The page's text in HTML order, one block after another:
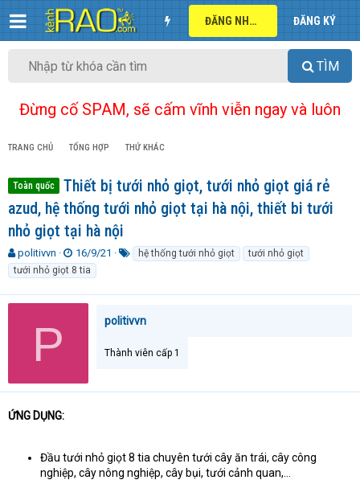
ĐĂNG NHẬP ĐĂNG KÝ
TÌM
Đừng cố SPAM, sẽ cấm vĩnh viễn ngay và luôn
TRANG CHỦ TỔNG HỢP THỨ KHÁC
Toàn quốc
Thiết bị tưới nhỏ giọt, tưới nhỏ giọt giá rẻ
azud, hệ thống tưới nhỏ giọt tại hà nội, thiết bi tưới
nhỏ giọt tại hà nội
T
h
r
e
r
e
politivvn
N
g
à
y
16/9/21
h
a
hệ thống tưới nhỏ giọt
tưới nhỏ giọt
tưới nhỏ giọt 8 tia
P politivvn
Thành viên cấp 1
ỨNG DỤNG:
Đầu tưới nhỏ giọt 8 tia chuyên tưới cây ăn trái, cây công
nghiệp, cây nông nghiệp, cây bụi, tưới cảnh quan,...